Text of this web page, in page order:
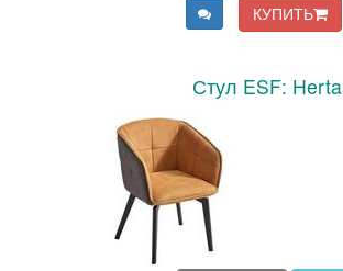
КУПИТЬ
Стул ESF: Herta